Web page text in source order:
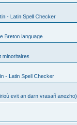
- Latin Spell Checker
Breton language
minoritaires
- Latin Spell Checker
evit an darn vrasañ anezho)